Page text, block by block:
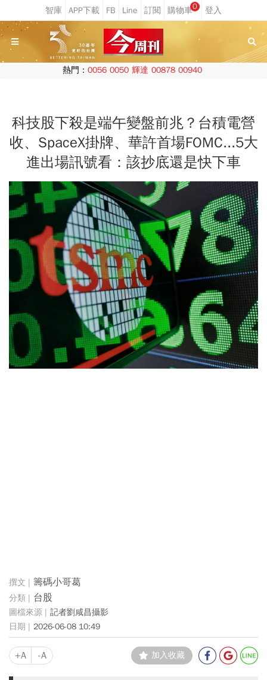
0
熱門： 0056 0050 輝達 00878 00940
科技股下殺是端午變盤前兆？台積電營
收、SpaceX掛牌、華許首場FOMC...5大
進出場訊號看：該抄底還是快下車
籌碼小哥葛
台股
記者劉咸昌攝影
2026-06-08 10:49
+A -A 加入收藏